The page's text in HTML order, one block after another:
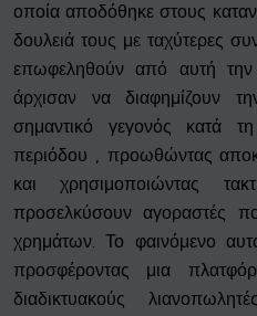
οποία αποδόθηκε στους
δουλειά τους με ταχύτερες
επωφεληθούν από αυτή την
άρχισαν να διαφημίζουν
σημαντικό γεγονός κατά
περιόδου , προωθώντας
και χρησιμοποιώντας
προσελκύσουν αγοραστές
χρημάτων. Το φαινόμενο
προσφέροντας μια
διαδικτυακούς